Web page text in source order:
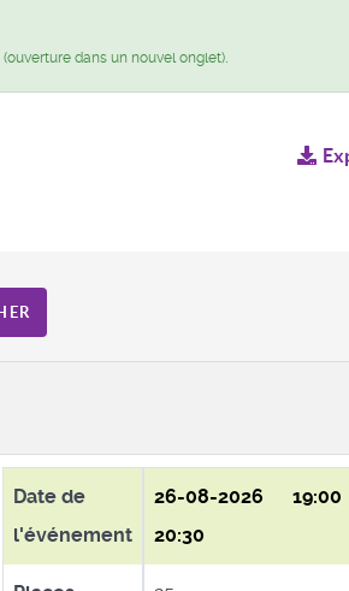
(ouverture dans un nouvel onglet)
Date de
l'événement
26-08-2026
20:30